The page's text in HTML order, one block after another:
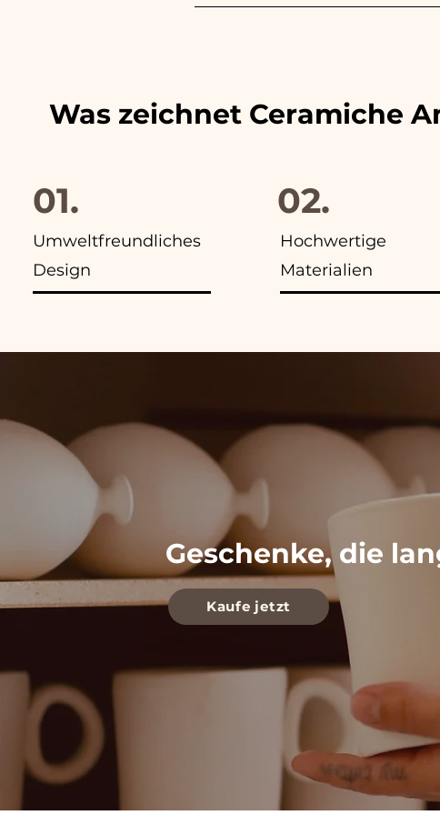
Wir passen die Farben der
Was zeichnet Ceramiche
01.
Umweltfreundliches
Design
02.
Hochwertige
Materialien
Geschenke, die
Kaufe jetzt